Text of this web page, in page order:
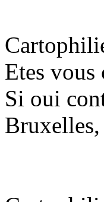
Etes
Si oui
Bruxelles,